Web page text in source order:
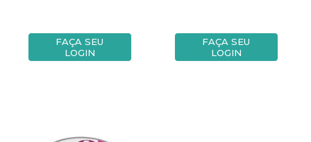
FAÇA SEU
LOGIN
FAÇA SEU
LOGIN